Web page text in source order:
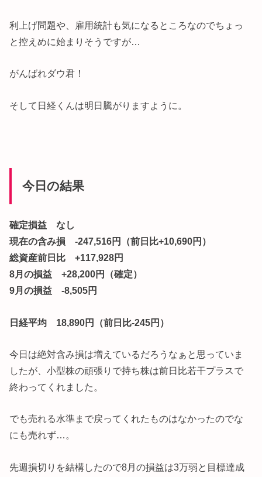
利上げ問題や、雇用統計も気になるところなのでちょっ
と控えめに始まりそうですが…
がんばれダウ君！
そして日経くんは明日騰がりますように。
今日の結果
確定損益 なし
現在の含み損 -247,516円（前日比+10,690円）
総資産前日比 +117,928円
8月の損益 +28,200円（確定）
9月の損益 -8,505円
日経平均 18,890円（前日比-245円）
今日は絶対含み損は増えているだろうなぁと思っていま
したが、小型株の頑張りで持ち株は前日比若干プラスで
終わってくれました。
でも売れる水準まで戻ってくれたものはなかったのでな
にも売れず…。
先週損切りを結構したので8月の損益は3万弱と目標達成